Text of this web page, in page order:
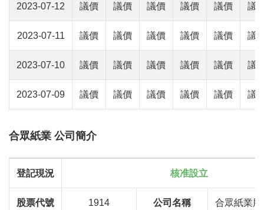
2023-07-12 議價 議價 議價 議價 議價 議
2023-07-11 議價 議價 議價 議價 議價 議
2023-07-10 議價 議價 議價 議價 議價 議
2023-07-09 議價 議價 議價 議價 議價 議
合眾紙業 公司簡介
登記現況 核准設立
股票代號 1914 公司名稱 合眾紙業